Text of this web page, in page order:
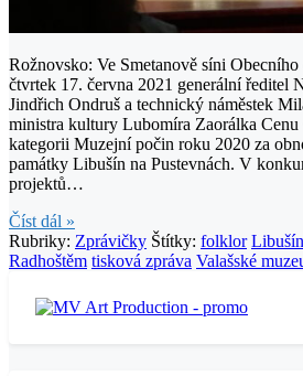
Rožnovsko: Ve Smetanově síni
čtvrtek 17. června 2021 generální ředitel
Jindřich Ondruš a technický náměstek
ministra kultury Lubomíra Zaorálka Cenu
kategorii Muzejní počin roku 2020 za
památky Libušín na Pustevnách. V
projektů…
Číst dál »
Rubriky: Zprávičky Štítky: folklor Libušín
Radhoštěm tisková zpráva Valašské